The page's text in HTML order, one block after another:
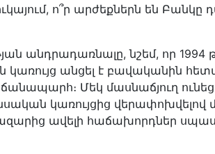
ո՞ր արժեքներն են Բանկը
անդրադառնալը, նշեմ, որ 1994
անցել է բավականին
Մեկ մասնաճյուղ
կառույցից վերափոխվելով
ավելի հաճախորդներ